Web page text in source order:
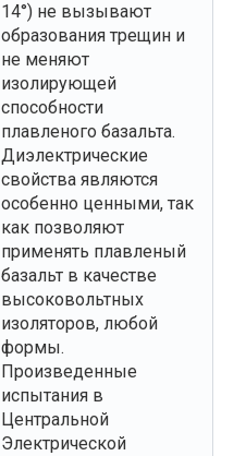
14°) не вызывают
образования трещин и
не меняют
изолирующей
способности
плавленого базальта.
Диэлектрические
свойства являются
особенно ценными, так
как позволяют
применять плавленый
базальт в качестве
высоковольтных
изоляторов, любой
формы.
Произведенные
испытания в
Центральной
Электрической